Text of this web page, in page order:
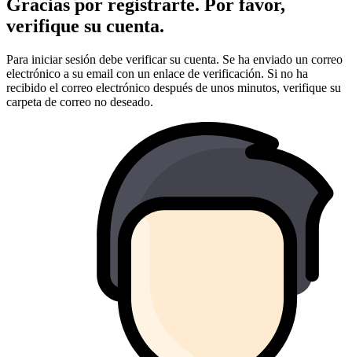
Gracias por registrarte. Por favor,
verifique su cuenta.
Para iniciar sesión debe verificar su cuenta. Se ha enviado un correo
electrónico a su email con un enlace de verificación. Si no ha
recibido el correo electrónico después de unos minutos, verifique su
carpeta de correo no deseado.